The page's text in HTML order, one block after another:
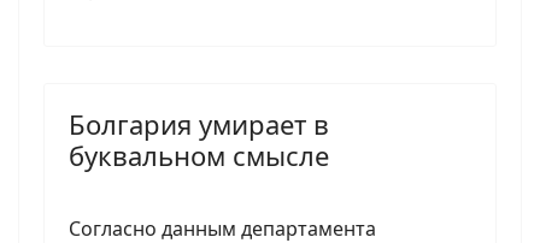
Болгария умирает в
буквальном смысле
Согласно данным департамента